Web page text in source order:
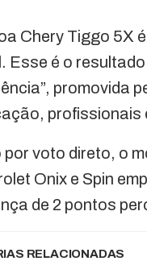
Chery Tiggo 5X
Esse é o
promovida
profissionais
por voto direto, o
Onix e Spin
de 2 pontos
RELACIONADAS